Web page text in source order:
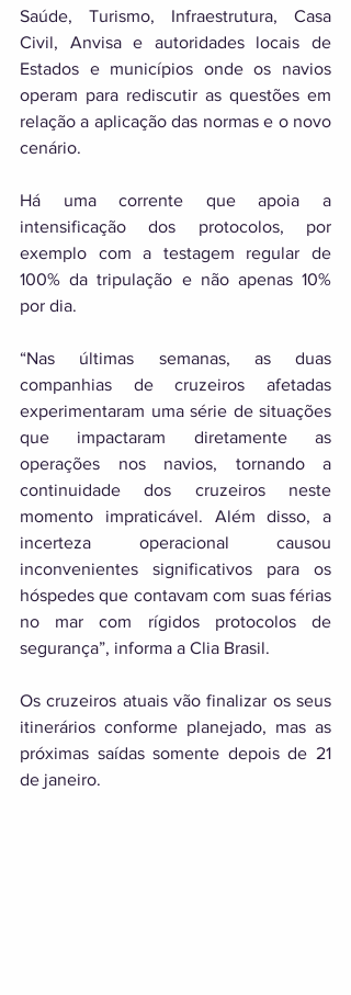
Saúde, Turismo, Infraestrutura, Casa
Civil, Anvisa e autoridades locais de
Estados e municípios onde os navios
operam para rediscutir as questões em
relação a aplicação das normas e o novo
cenário.
Há uma corrente que apoia a
intensificação dos protocolos, por
exemplo com a testagem regular de
100% da tripulação e não apenas 10%
por dia.
“Nas últimas semanas, as duas
companhias de cruzeiros afetadas
experimentaram uma série de situações
que impactaram diretamente as
operações nos navios, tornando a
continuidade dos cruzeiros neste
momento impraticável. Além disso, a
incerteza operacional causou
inconvenientes significativos para os
hóspedes que contavam com suas férias
no mar com rígidos protocolos de
segurança”, informa a Clia Brasil.
Os cruzeiros atuais vão finalizar os seus
itinerários conforme planejado, mas as
próximas saídas somente depois de 21
de janeiro.